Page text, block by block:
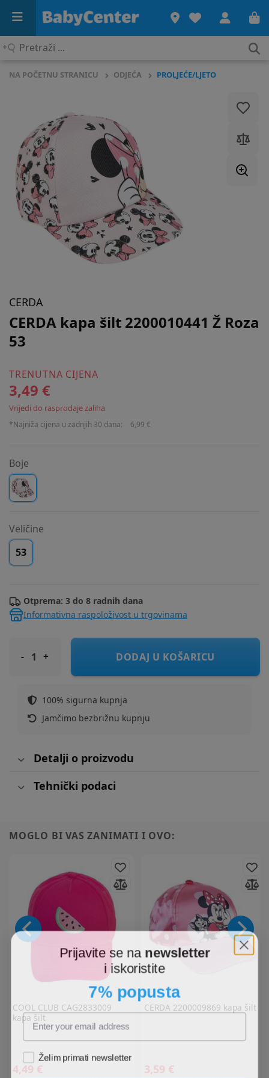
Pretraži
NA POČETNU STRANICU ODJEĆA PROLJEĆE/LJETO
CERDA
CERDA kapa šilt 2200010441 Ž Roza
53
TRENUTNA CIJENA
3,49 €
Vrijedi do rasprodaje zaliha
*Najniža cijena u zadnjih 30 dana: 6,99 €
Boje
Veličine
53
Otprema: 3 do 8 radnih dana
Informativna raspoloživost u trgovinama
CERDA kapa šilt 2200010441 Ž Roza 53
DODAJ U KOŠARICU
100% sigurna kupnja
Jamčimo bezbrižnu kupnju
Detalji o proizvodu
Tehnički podaci
MOGLO BI VAS ZANIMATI I OVO:
COOL CLUB CAG2833009
kapa šilt
4,49 €
CERDA 2200009869 kapa šilt
3,59 €
Prijavite se na newsletter
i iskoristite
7% popusta
Želim primati newsletter